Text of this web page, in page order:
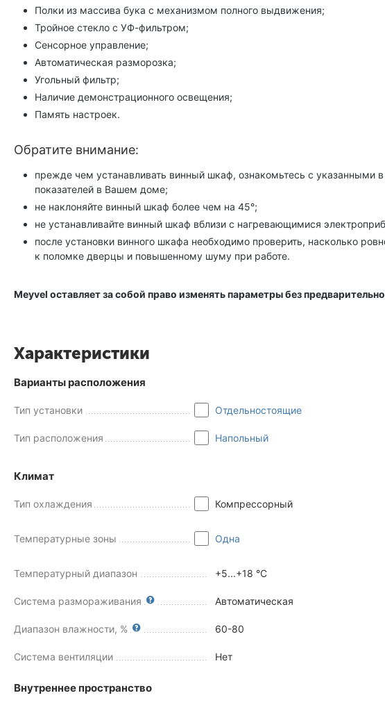
Полки из массива бука с механизмом полного выдвижения;
Тройное стекло с УФ-фильтром;
Сенсорное управление;
Автоматическая разморозка;
Угольный фильтр;
Наличие демонстрационного освещения;
Память настроек.
Обратите внимание:
прежде чем устанавливать винный шкаф, ознакомьтесь с указанными
показателей в Вашем доме;
не наклоняйте винный шкаф более чем на 45°;
не устанавливайте винный шкаф вблизи с нагревающимися
после установки винного шкафа необходимо проверить, насколько
к поломке дверцы и повышенному шуму при работе.
Meyvel оставляет за собой право изменять параметры без
Характеристики
Варианты расположения
Тип установки Отдельностоящие
Тип расположения Напольный
Климат
Тип охлаждения Компрессорный
Температурные зоны Одна
Температурный диапазон +5...+18 °C
Система размораживания Автоматическая
Диапазон влажности, % 60-80
Система вентиляции Нет
Внутреннее пространство